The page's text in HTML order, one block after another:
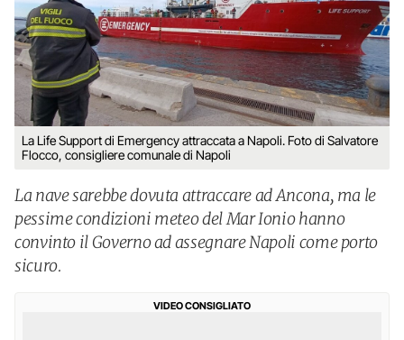
La Life Support di Emergency attraccata a Napoli. Foto di Salvatore
Flocco, consigliere comunale di Napoli
La nave sarebbe dovuta attraccare ad Ancona, ma le
pessime condizioni meteo del Mar Ionio hanno
convinto il Governo ad assegnare Napoli come porto
sicuro.
VIDEO CONSIGLIATO